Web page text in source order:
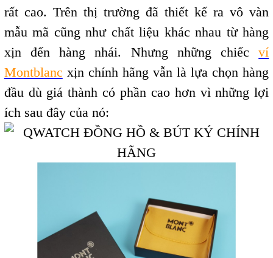
rất cao. Trên thị trường đã thiết kế ra vô vàn
mẫu mã cũng như chất liệu khác nhau từ hàng
xịn đến hàng nhái. Nhưng những chiếcví
Montblanc xịn chính hãng vẫn là lựa chọn hàng
đầu dù giá thành có phần cao hơn vì những lợi
ích sau đây của nó: